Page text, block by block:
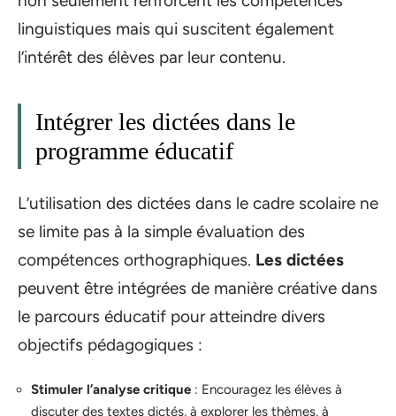
linguistiques mais qui suscitent également
l’intérêt des élèves par leur contenu.
Intégrer les dictées dans le
programme éducatif
L’utilisation des dictées dans le cadre scolaire ne
se limite pas à la simple évaluation des
compétences orthographiques. Les dictées
peuvent être intégrées de manière créative dans
le parcours éducatif pour atteindre divers
objectifs pédagogiques :
Stimuler l’analyse critique : Encouragez les élèves à
discuter des textes dictés, à explorer les thèmes, à